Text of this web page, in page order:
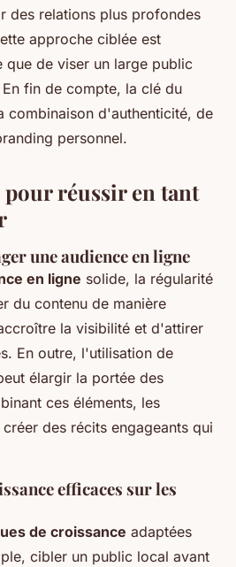
des relations plus profondes
approche ciblée est
que de viser un large public
fin de compte, la clé du
combinaison d'authenticité, de
personnel.
pour réussir en tant
une audience en ligne
en ligne solide, la régularité
du contenu de manière
la visibilité et d'attirer
En outre, l'utilisation de
élargir la portée des
ces éléments, les
des récits engageants qui
efficaces sur les
de croissance adaptées
cibler un public local avant